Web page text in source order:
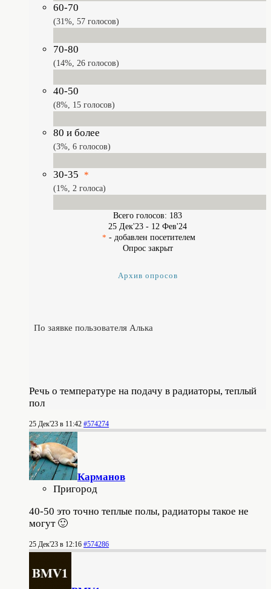
60-70
31%, 57 голосов
70-80
14%, 26 голосов
40-50
8%, 15 голосов
80 и более
3%, 6 голосов
30-35 *
1%, 2 голоса
Всего голосов: 183
25 Дек'23 - 12 Фев'24
* - добавлен посетителем
Опрос закрыт
Архив опросов
По заявке пользователя Алька
Речь о температуре на подачу в радиаторы, теплый
пол
25 Дек'23 в 11:42 #574274
Карманов
Пригород
40-50 это точно теплые полы, радиаторы такое не
могут 🙂
25 Дек'23 в 12:16 #574286